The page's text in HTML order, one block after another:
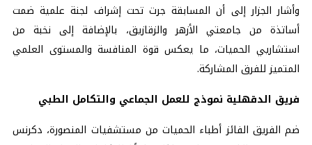
وأشار الجزار إلى أن المسابقة جرت تحت إشراف لجنة علمية ضمت
أساتذة من جامعتي الأزهر والزقازيق، بالإضافة إلى نخبة من
استشاريي الحميات، ما يعكس قوة المنافسة والمستوى العلمي
المتميز للفرق المشاركة.
فريق الدقهلية نموذج للعمل الجماعي والتكامل الطبي
ضم الفريق الفائز أطباء الحميات من مستشفيات المنصورة، دكرنس